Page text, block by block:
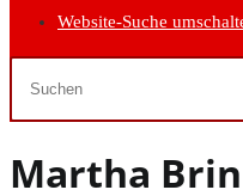
Website-Suche
Martha